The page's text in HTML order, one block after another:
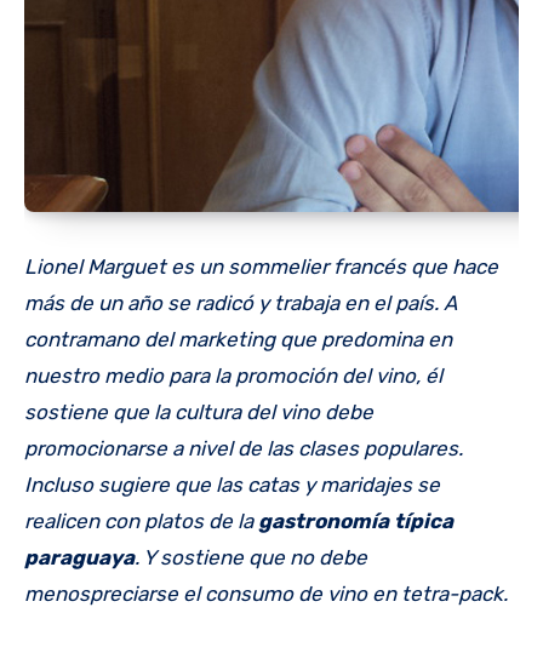
Lionel Marguet es un sommelier francés que hace
más de un año se radicó y trabaja en el país. A
contramano del marketing que predomina en
nuestro medio para la promoción del vino, él
sostiene que la cultura del vino debe
promocionarse a nivel de las clases populares.
Incluso sugiere que las catas y maridajes se
realicen con platos de la gastronomía típica
paraguaya. Y sostiene que no debe
menospreciarse el consumo de vino en tetra-pack.